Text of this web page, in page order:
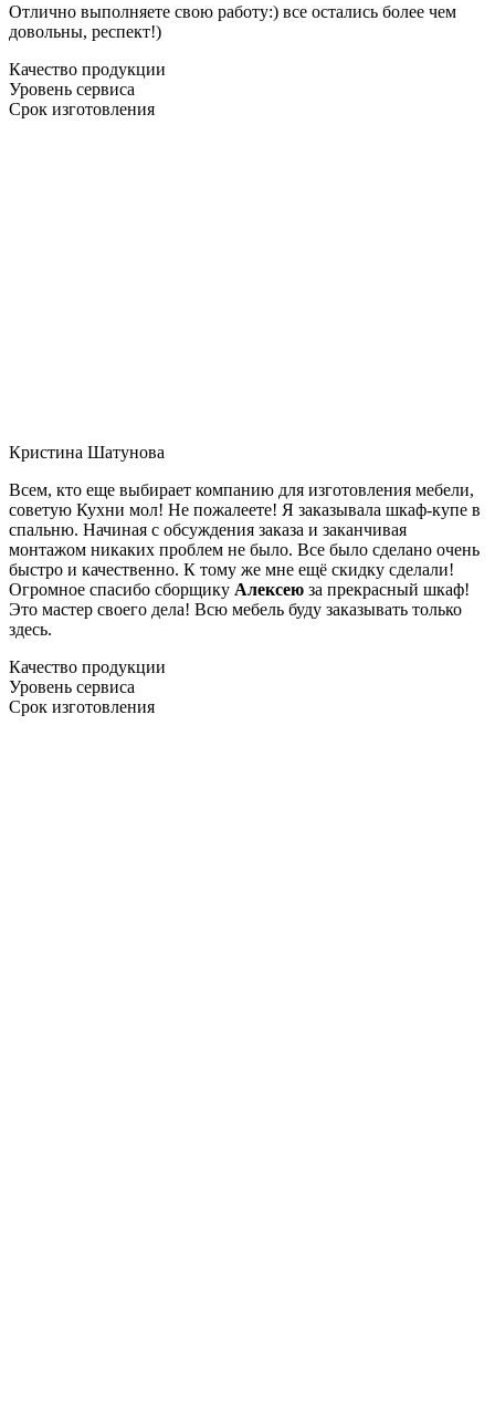
Отлично выполняете свою работу:) все остались более чем
довольны, респект!)
Качество продукции
Уровень сервиса
Срок изготовления
Кристина Шатунова
Всем, кто еще выбирает компанию для изготовления мебели,
советую Кухни мол! Не пожалеете! Я заказывала шкаф-купе в
спальню. Начиная с обсуждения заказа и заканчивая
монтажом никаких проблем не было. Все было сделано очень
быстро и качественно. К тому же мне ещё скидку сделали!
Огромное спасибо сборщику Алексею за прекрасный шкаф!
Это мастер своего дела! Всю мебель буду заказывать только
здесь.
Качество продукции
Уровень сервиса
Срок изготовления